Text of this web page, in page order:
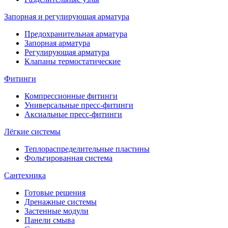
Запорная и регулирующая арматура
Предохранительная арматура
Запорная арматура
Регулирующая арматура
Клапаны термостатические
Фитинги
Компрессионные фитинги
Универсальные пресс-фитинги
Аксиальные пресс-фитинги
Лёгкие системы
Теплораспределительные пластины
Фольгированная система
Сантехника
Готовые решения
Дренажные системы
Застенные модули
Панели смыва